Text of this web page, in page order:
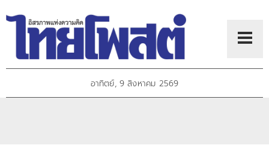
อาทิตย์, 9 สิงหาคม 2569